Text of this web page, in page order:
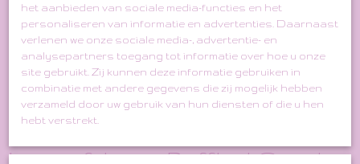
Fuchsia Pink Gold Gitter
Lurex & Lace Ruffled Greek
het aanbieden van sociale media-functies en het
personaliseren van informatie en advertenties. Daarnaast
verlenen we onze sociale media-, advertentie- en
analysepartners toegang tot informatie over hoe u onze
site gebruikt. Zij kunnen deze informatie gebruiken in
combinatie met andere gegevens die zij mogelijk hebben
verzameld door uw gebruik van hun diensten of die u hen
hebt verstrekt.